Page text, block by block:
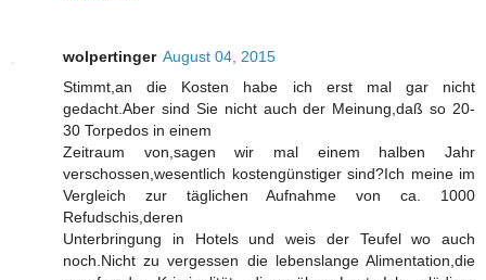
wolpertinger August 04, 2015
Stimmt,an die Kosten habe ich erst mal gar nicht
gedacht.Aber sind Sie nicht auch der Meinung,daß so 20-
30 Torpedos in einem
Zeitraum von,sagen wir mal einem halben Jahr
verschossen,wesentlich kostengünstiger sind?Ich meine im
Vergleich zur täglichen Aufnahme von ca. 1000
Refudschis,deren
Unterbringung in Hotels und weis der Teufel wo auch
noch.Nicht zu vergessen die lebenslange Alimentation,die